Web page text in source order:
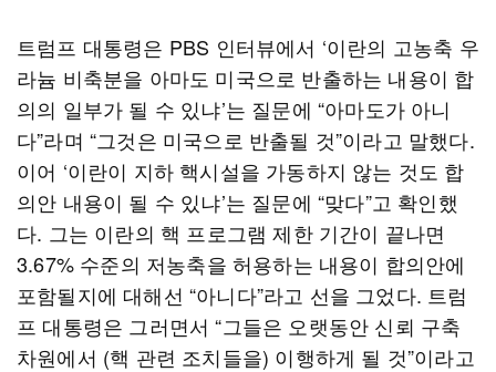
트럼프 대통령은 PBS 인터뷰에서 ‘이란의 고농축 우
라늄 비축분을 아마도 미국으로 반출하는 내용이 합
의의 일부가 될 수 있냐’는 질문에 “아마도가 아니
다”라며 “그것은 미국으로 반출될 것”이라고 말했다.
이어 ‘이란이 지하 핵시설을 가동하지 않는 것도 합
의안 내용이 될 수 있냐’는 질문에 “맞다”고 확인했
다. 그는 이란의 핵 프로그램 제한 기간이 끝나면
3.67% 수준의 저농축을 허용하는 내용이 합의안에
포함될지에 대해선 “아니다”라고 선을 그었다. 트럼
프 대통령은 그러면서 “그들은 오랫동안 신뢰 구축
차원에서 (핵 관련 조치들을) 이행하게 될 것”이라고